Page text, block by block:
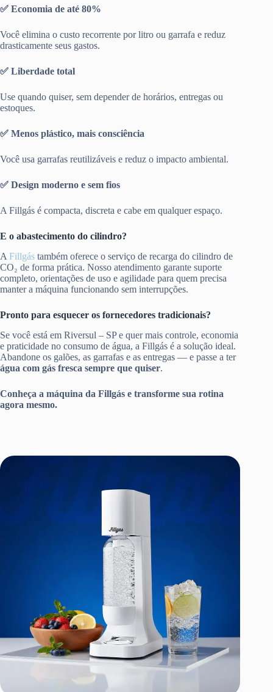
✅ Economia de até 80%
Você elimina o custo recorrente por litro ou garrafa e reduz
drasticamente seus gastos.
✅ Liberdade total
Use quando quiser, sem depender de horários, entregas ou
estoques.
✅ Menos plástico, mais consciência
Você usa garrafas reutilizáveis e reduz o impacto ambiental.
✅ Design moderno e sem fios
A Fillgás é compacta, discreta e cabe em qualquer espaço.
E o abastecimento do cilindro?
A Fillgás também oferece o serviço de recarga do cilindro de
CO₂ de forma prática. Nosso atendimento garante suporte
completo, orientações de uso e agilidade para quem precisa
manter a máquina funcionando sem interrupções.
Pronto para esquecer os fornecedores tradicionais?
Se você está em Riversul – SP e quer mais controle, economia
e praticidade no consumo de água, a Fillgás é a solução ideal.
Abandone os galões, as garrafas e as entregas — e passe a ter
água com gás fresca sempre que quiser.
Conheça a máquina da Fillgás e transforme sua rotina
agora mesmo.